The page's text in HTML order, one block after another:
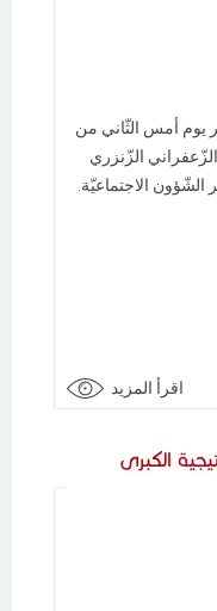
يوم أمس الثّاني من
الزّنزري
الاجتماعيّة.
اقرأ المزيد
الكبرى